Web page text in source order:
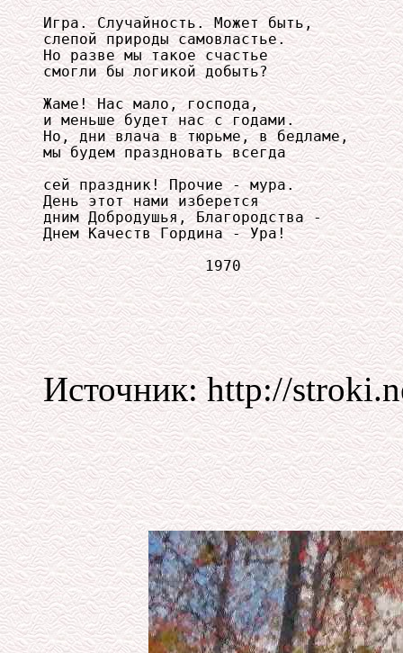
Игра. Случайность. Может быть,
слепой природы самовластье.
Но разве мы такое счастье
смогли бы логикой добыть?
Жаме! Нас мало, господа,
и меньше будет нас с годами.
Но, дни влача в тюрьме, в бедламе,
мы будем праздновать всегда
сей праздник! Прочие - мура.
День этот нами изберется
дним Добродушья, Благородства -
Днем Качеств Гордина - Ура!
Источник: http://